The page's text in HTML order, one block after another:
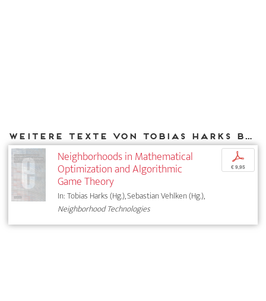
Weitere Texte von Tobias Harks bei DIAPHANES
Neighborhoods in Mathematical
Optimization and Algorithmic
Game Theory
In: Tobias Harks (Hg.), Sebastian Vehlken (Hg.),
Neighborhood Technologies
p
€ 9,95